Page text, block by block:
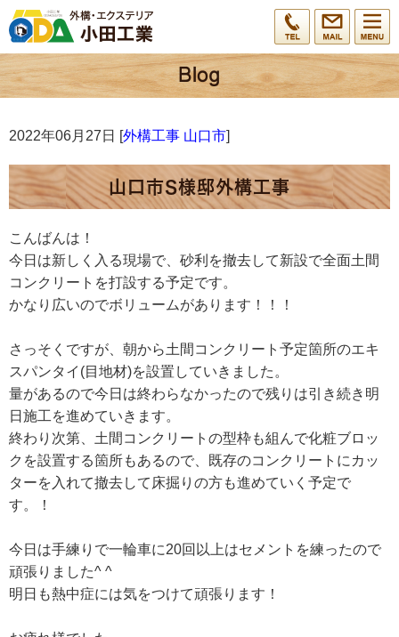
2022年06月27日 [外構工事 山口市]
山口市S様邸外構工事
こんばんは！
今日は新しく入る現場で、砂利を撤去して新設で全面土間
コンクリートを打設する予定です。
かなり広いのでボリュームがあります！！！
さっそくですが、朝から土間コンクリート予定箇所のエキ
スパンタイ(目地材)を設置していきました。
量があるので今日は終わらなかったので残りは引き続き明
日施工を進めていきます。
終わり次第、土間コンクリートの型枠も組んで化粧ブロッ
クを設置する箇所もあるので、既存のコンクリートにカッ
ターを入れて撤去して床掘りの方も進めていく予定で
す。！
今日は手練りで一輪車に20回以上はセメントを練ったので
頑張りました^ ^
明日も熱中症には気をつけて頑張ります！